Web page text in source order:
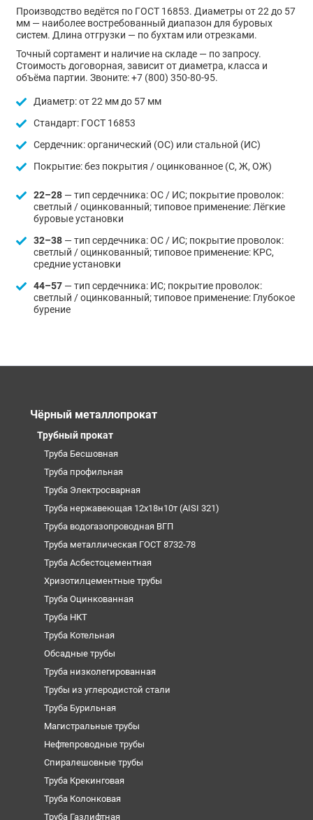
Производство ведётся по ГОСТ 16853. Диаметры от 22 до 57
мм — наиболее востребованный диапазон для буровых
систем. Длина отгрузки — по бухтам или отрезками.
Точный сортамент и наличие на складе — по запросу.
Стоимость договорная, зависит от диаметра, класса и
объёма партии. Звоните: +7 (800) 350-80-95.
Диаметр: от 22 мм до 57 мм
Стандарт: ГОСТ 16853
Сердечник: органический (ОС) или стальной (ИС)
Покрытие: без покрытия / оцинкованное (С, Ж, ОЖ)
22–28— тип сердечника: ОС / ИС; покрытие проволок:
светлый / оцинкованный; типовое применение: Лёгкие
буровые установки
32–38— тип сердечника: ОС / ИС; покрытие проволок:
светлый / оцинкованный; типовое применение: КРС,
средние установки
44–57— тип сердечника: ИС; покрытие проволок:
светлый / оцинкованный; типовое применение: Глубокое
бурение
Чёрный металлопрокат
Трубный прокат
Труба Бесшовная
Труба профильная
Труба Электросварная
Труба нержавеющая 12х18н10т (AISI 321)
Труба водогазопроводная ВГП
Труба металлическая ГОСТ 8732-78
Труба Асбестоцементная
Хризотилцементные трубы
Труба Оцинкованная
Труба НКТ
Труба Котельная
Обсадные трубы
Труба низколегированная
Трубы из углеродистой стали
Труба Бурильная
Магистральные трубы
Нефтепроводные трубы
Спиралешовные трубы
Труба Крекинговая
Труба Колонковая
Труба Газлифтная